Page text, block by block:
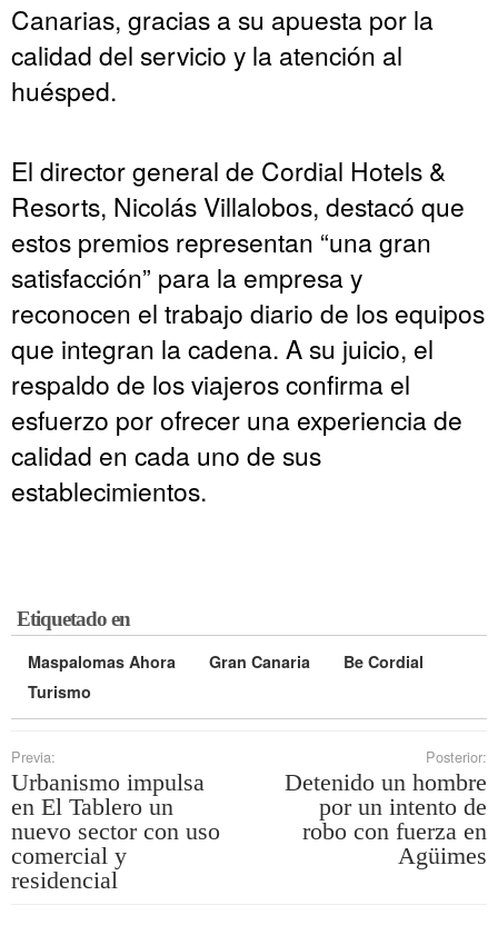
Canarias, gracias a su apuesta por la
calidad del servicio y la atención al
huésped.
El director general de Cordial Hotels &
Resorts, Nicolás Villalobos, destacó que
estos premios representan “una gran
satisfacción” para la empresa y
reconocen el trabajo diario de los equipos
que integran la cadena. A su juicio, el
respaldo de los viajeros confirma el
esfuerzo por ofrecer una experiencia de
calidad en cada uno de sus
establecimientos.
Etiquetado en
Maspalomas Ahora Gran Canaria
Be Cordial
Turismo
Previa:
Urbanismo impulsa
en El Tablero un
nuevo sector con uso
comercial y
residencial
Posterior:
Detenido un hombre
por un intento de
robo con fuerza en
Agüimes